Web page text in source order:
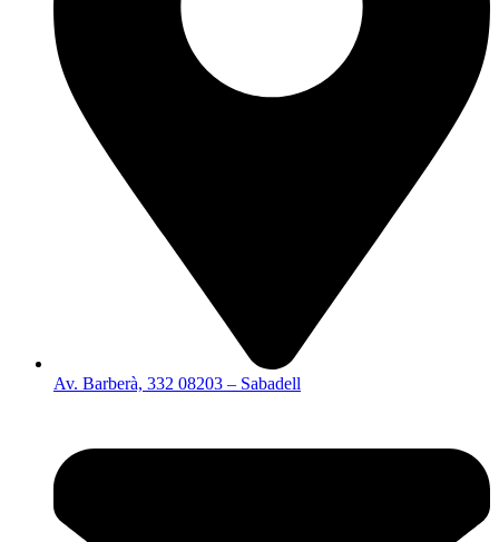
Av. Barberà, 332 08203 – Sabadell